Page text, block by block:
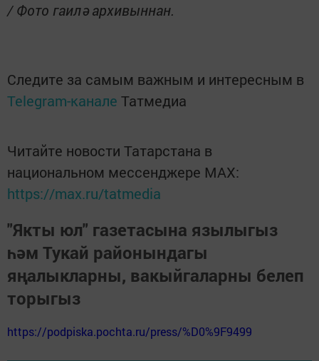
/ Фото гаилә архивыннан.
Следите за самым важным и интересным в
Telegram-канале Татмедиа
Читайте новости Татарстана в
национальном мессенджере MАХ:
https://max.ru/tatmedia
"Якты юл" газетасына язылыгыз
һәм Тукай районындагы
яңалыкларны, вакыйгаларны белеп
торыгыз
https://podpiska.pochta.ru/press/%D0%9F9499